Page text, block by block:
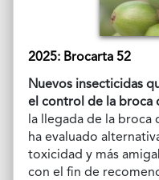
2025: Brocarta 52
Nuevos insecticidas
el control de la broca
la llegada de la broca
ha evaluado
toxicidad y más
con el fin de